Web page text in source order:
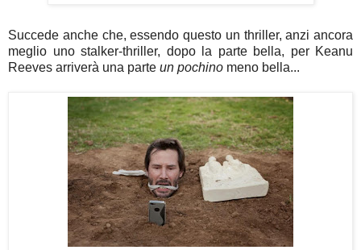
Succede anche che, essendo questo un thriller, anzi ancora
meglio uno stalker-thriller, dopo la parte bella, per Keanu
Reeves arriverà una parte un pochino meno bella...